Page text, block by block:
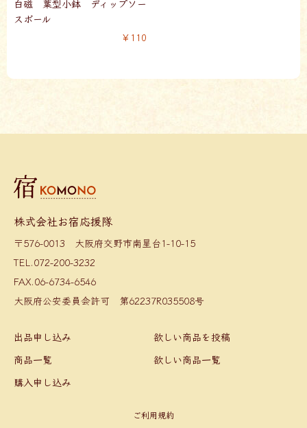
白磁 葉型小鉢 ディップソー
スボール
￥110
株式会社お宿応援隊
〒576-0013 大阪府交野市南星台1-10-15
TEL.072-200-3232
FAX.06-6734-6546
大阪府公安委員会許可 第62237R035508号
出品申し込み
商品一覧
購入申し込み
欲しい商品を投稿
欲しい商品一覧
ご利用規約